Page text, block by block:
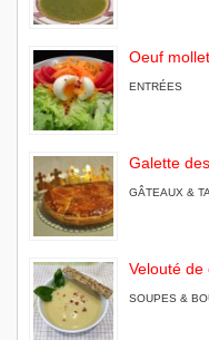
Oeuf mollet
ENTRÉES
Galette
GÂTEAUX &
Velouté de
SOUPES &